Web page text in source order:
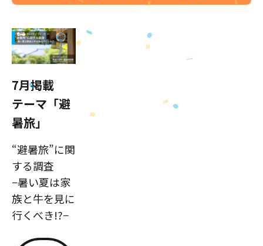
7月掲載
テーマ「避
暑旅」
“避暑旅”に関
する調査
−暑い夏は家
族と牛を見に
行くべき!?−